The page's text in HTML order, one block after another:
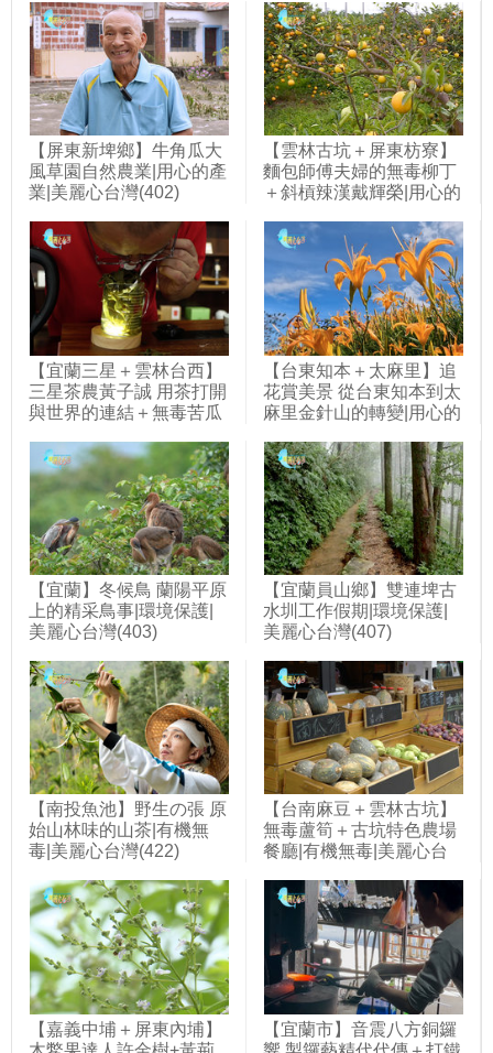
【屏東新埤鄉】牛角瓜大
風草園自然農業|用心的產
業|美麗心台灣(402)
【雲林古坑＋屏東枋寮】
麵包師傅夫婦的無毒柳丁
＋斜槓辣漢戴輝榮|用心的
【宜蘭三星＋雲林台西】
三星茶農黃子誠 用茶打開
與世界的連結＋無毒苦瓜
量增三倍|用心的產業|美
麗心台灣(427)
【台東知本＋太麻里】追
花賞美景 從台東知本到太
麻里金針山的轉變|用心的
【宜蘭】冬候鳥 蘭陽平原
上的精采鳥事|環境保護|
美麗心台灣(403)
【宜蘭員山鄉】雙連埤古
水圳工作假期|環境保護|
美麗心台灣(407)
【南投魚池】野生の張 原
始山林味的山茶|有機無
毒|美麗心台灣(422)
【台南麻豆＋雲林古坑】
無毒蘆筍＋古坑特色農場
餐廳|有機無毒|美麗心台
【嘉義中埔＋屏東內埔】
【宜蘭市】音震八方銅鑼